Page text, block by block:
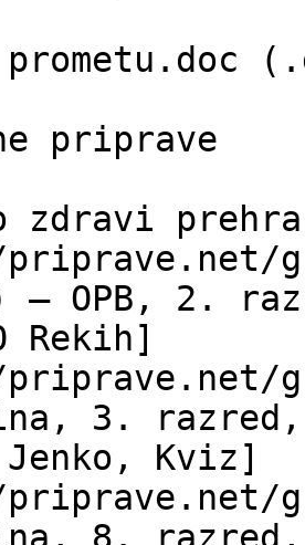
priprave
zdravi
— OPB, 2.
Rekih]
3. razred,
Kviz]